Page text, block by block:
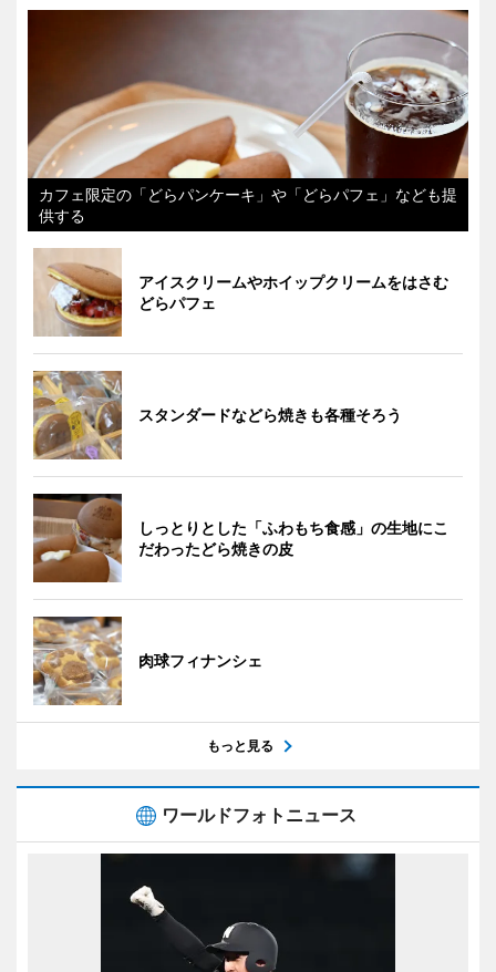
カフェ限定の「どらパンケーキ」や「どらパフェ」なども提
供する
アイスクリームやホイップクリームをはさむ
どらパフェ
スタンダードなどら焼きも各種そろう
しっとりとした「ふわもち食感」の生地にこ
だわったどら焼きの皮
肉球フィナンシェ
もっと見る
ワールドフォトニュース